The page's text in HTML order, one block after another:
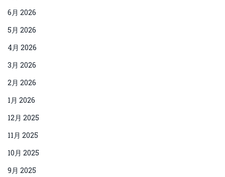
6月 2026
5月 2026
4月 2026
3月 2026
2月 2026
1月 2026
12月 2025
11月 2025
10月 2025
9月 2025